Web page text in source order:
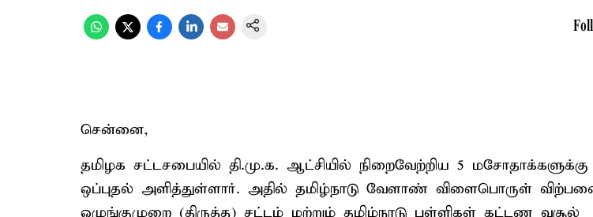
சென்னை,
தமிழக சட்டசபையில் தி.மு.க. ஆட்சியில் நிறைவேற்றிய 5
ஒப்புதல் அளித்துள்ளார். அதில் தமிழ்நாடு வேளாண் விளைபொருள்
ஒழுங்குமுறை (திருத்த) சட்டம் மற்றும் தமிழ்நாடு பள்ளிகள் கட்டண வசூல்